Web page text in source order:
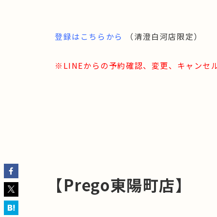
登録はこちらから （清澄白河店限定）
※LINEからの予約確認、変更、キャンセ
【Prego東陽町店】